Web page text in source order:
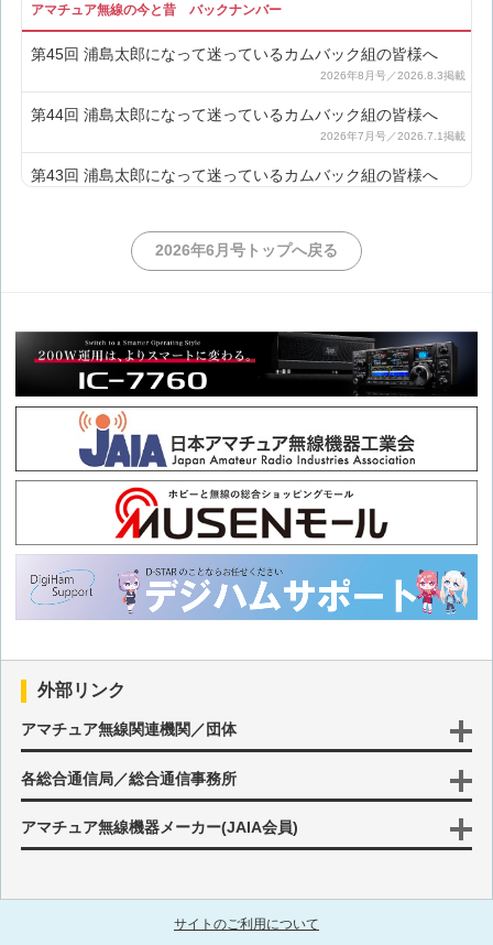
アマチュア無線の今と昔 バックナンバー
第45回 浦島太郎になって迷っているカムバック組の皆様へ
第44回 浦島太郎になって迷っているカムバック組の皆様へ
第43回 浦島太郎になって迷っているカムバック組の皆様へ
第42回 浦島太郎になって迷っているカムバック組の皆様へ
第40回 浦島太郎になって迷っているカムバック組の皆様へ
第39回 浦島太郎になって迷っているカムバック組の皆様へ
第38回 浦島太郎になって迷っているカムバック組の皆様へ
第37回 浦島太郎になって迷っているカムバック組の皆様へ
第36回 浦島太郎になって迷っているカムバック組の皆様へ
第35回 浦島太郎になって迷っているカムバック組の皆様へ
第34回 浦島太郎になって迷っているカムバック組の皆様へ
第33回 浦島太郎になって迷っているカムバック組の皆様へ
第32回 浦島太郎になって迷っているカムバック組の皆様へ
第31回 浦島太郎になって迷っているカムバック組の皆様へ
2026年6月号トップへ戻る
外部リンク
アマチュア無線関連機関／団体
各総合通信局／総合通信事務所
アマチュア無線機器メーカー(JAIA会員)
サイトのご利用について